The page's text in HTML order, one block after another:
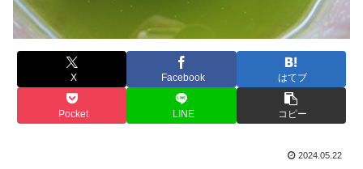
X Facebook はてブ
Pocket LINE コピー
2024.05.22